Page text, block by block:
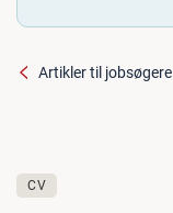
Artikler til jobsøgere
CV